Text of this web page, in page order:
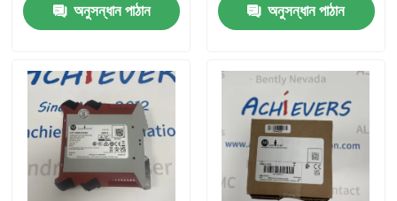
পণ্য
আমাদের সম্বন্ধে
অনুসন্ধান পাঠান অনুসন্ধান পাঠান